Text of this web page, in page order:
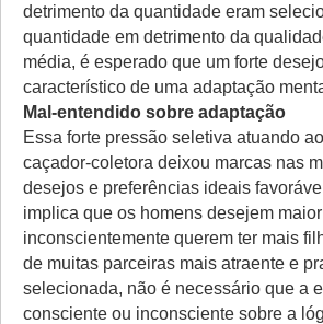
detrimento da quantidade eram
quantidade em detrimento da
média, é esperado que um forte
característico de uma adaptação
Mal-entendido sobre adaptação
Essa forte pressão seletiva atuando
caçador-coletora deixou marcas nas
desejos e preferências ideais
implica que os homens desejem
inconscientemente querem ter mais
de muitas parceiras mais atraente e
selecionada, não é necessário que a
consciente ou inconsciente sobre a